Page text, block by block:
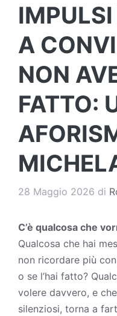
IMPULSI
A
NON
FATTO:
28 Maggio 2026 di
C’è qualcosa che
Qualcosa che hai
non ricordare più
o se l’hai fatto?
volere davvero, e
silenziosi, torna a